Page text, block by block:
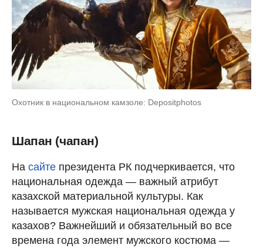
Охотник в национальном камзоле: Depositphotos
Шапан (чапан)
На сайте президента РК подчеркивается, что
национальная одежда — важный атрибут
казахской материальной культуры. Как
называется мужская национальная одежда у
казахов? Важнейший и обязательный во все
времена года элемент мужского костюма —